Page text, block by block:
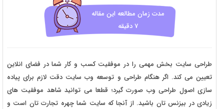
مدت زمان مطالعه این مقاله
7 دقیقه
طراحی سایت بخش مهمی را در موفقیت کسب و کار شما در فضای انلاین
تعیین می کند. اگر هنگام طراحی و توسعه وب سایت دقت لازم برای پیاده
سازی اصول طراحی وب صورت گیرد؛ قطعا می توانید شاهد موفقیت های
زیادی در بیزنس تان باشید. از آنجا که سایت شما چهره تجارت تان است و